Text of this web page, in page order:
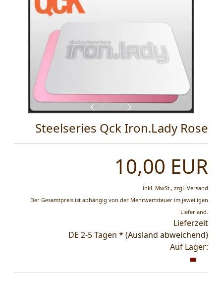
Steelseries Qck Iron.Lady Rose
10,00 EUR
inkl. MwSt., zzgl. Versand
Der Gesamtpreis ist abhängig von der Mehrwertsteuer im jeweiligen
Lieferland.
Lieferzeit
DE 2-5 Tagen * (Ausland abweichend)
Auf Lager: